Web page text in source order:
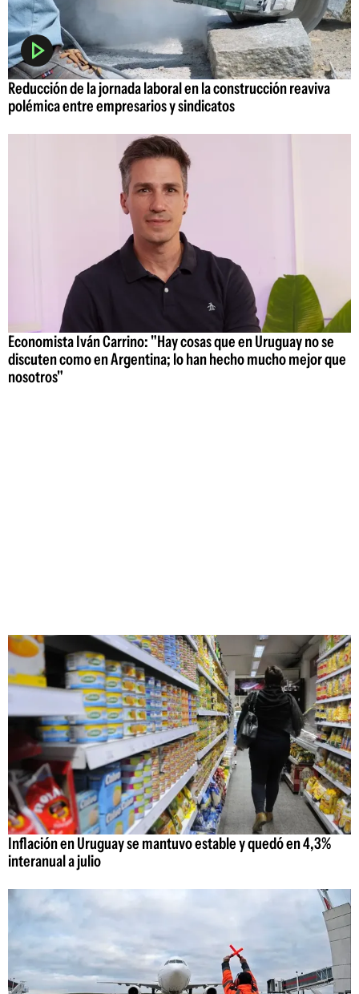
Reducción de la jornada laboral en la construcción reaviva
polémica entre empresarios y sindicatos
Economista Iván Carrino: "Hay cosas que en Uruguay no se
discuten como en Argentina; lo han hecho mucho mejor que
nosotros"
Inflación en Uruguay se mantuvo estable y quedó en 4,3%
interanual a julio